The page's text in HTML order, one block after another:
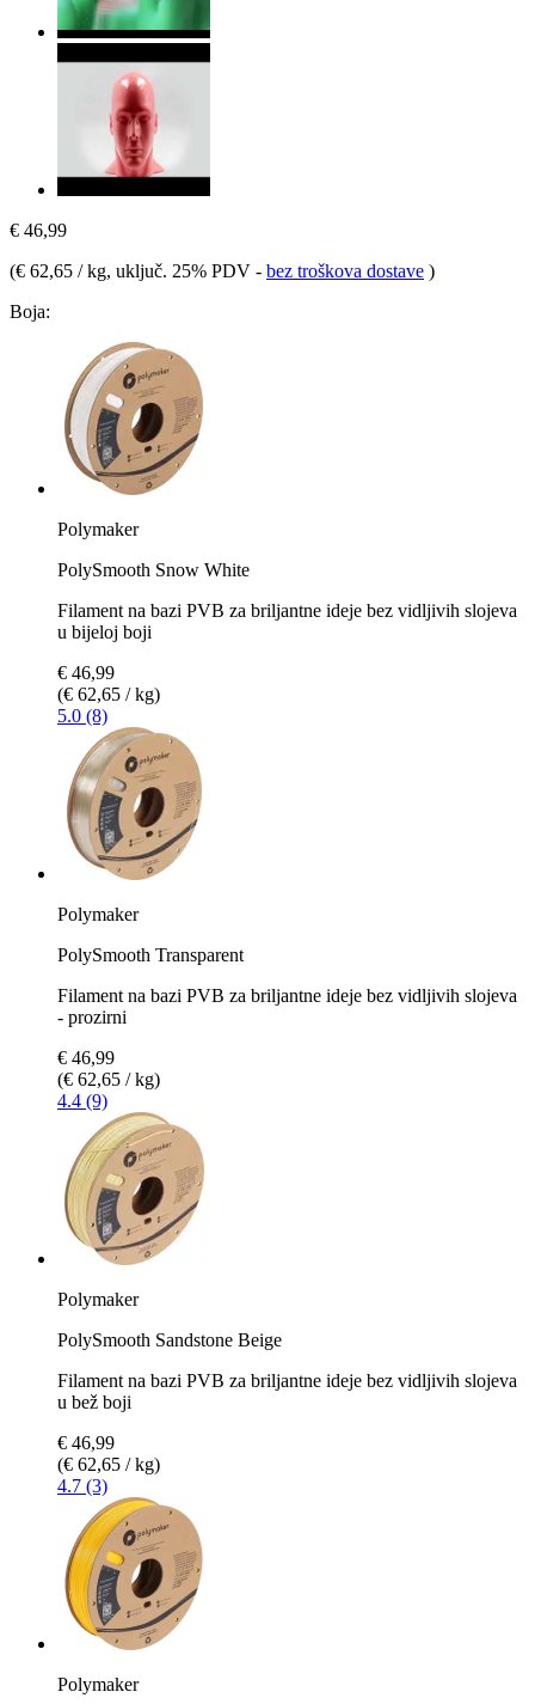
€ 46,99
(€ 62,65 / kg, uključ. 25% PDV - bez troškova dostave )
Boja:
Polymaker
PolySmooth Snow White
Filament na bazi PVB za briljantne ideje bez vidljivih slojeva
u bijeloj boji
€ 46,99
(€ 62,65 / kg)
5.0 (8)
Polymaker
PolySmooth Transparent
Filament na bazi PVB za briljantne ideje bez vidljivih slojeva
- prozirni
€ 46,99
(€ 62,65 / kg)
4.4 (9)
Polymaker
PolySmooth Sandstone Beige
Filament na bazi PVB za briljantne ideje bez vidljivih slojeva
u bež boji
€ 46,99
(€ 62,65 / kg)
4.7 (3)
Polymaker